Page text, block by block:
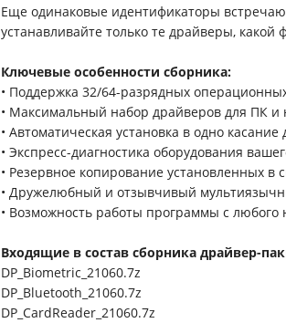
Еще одинаковые идентификаторы
устанавливайте только те драйверы,
Ключевые особенности сборника:
• Поддержка 32/64-разрядных
• Максимальный набор драйверов для ПК и
• Автоматическая установка в одно
• Экспресс-диагностика оборудования
• Резервное копирование установленных в
• Дружелюбный и отзывчивый
• Возможность работы программы с любого
Входящие в состав сборника драйвер-
DP_Biometric_21060.7z
DP_Bluetooth_21060.7z
DP_CardReader_21060.7z